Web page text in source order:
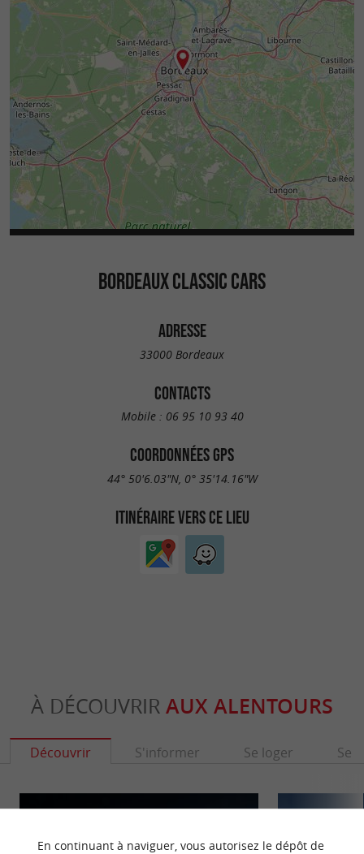
BORDEAUX CLASSIC CARS
ADRESSE
33000 Bordeaux
CONTACTS
Mobile : 06 95 10 93 40
COORDONNÉES GPS
44° 50'6.03"N, 0° 35'14.16"W
ITINÉRAIRE VERS CE LIEU
À DÉCOUVRIR AUX ALENTOURS
Découvrir S'informer Se loger Se
En continuant à naviguer, vous autorisez le dépôt de